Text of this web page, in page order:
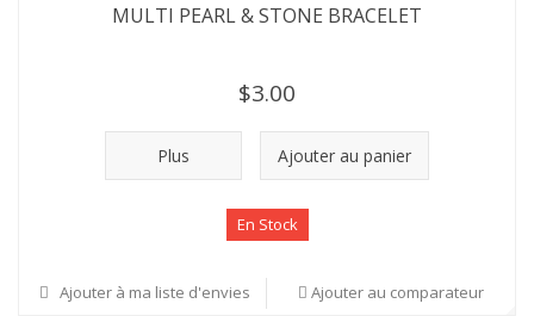
MULTI PEARL & STONE BRACELET
$3.00
Plus Ajouter au panier
En Stock
Ajouter à ma liste d'envies Ajouter au comparateur